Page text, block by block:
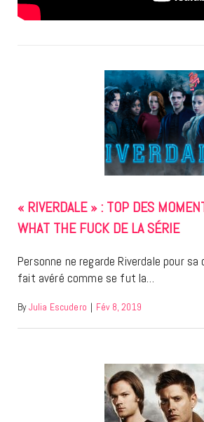
« RIVERDALE » : TOP DES
WHAT THE FUCK DE LA SÉRIE
Personne ne regarde Riverdale pour sa
fait avéré comme se fut la…
By Julia Escudero | Fév 8, 2019